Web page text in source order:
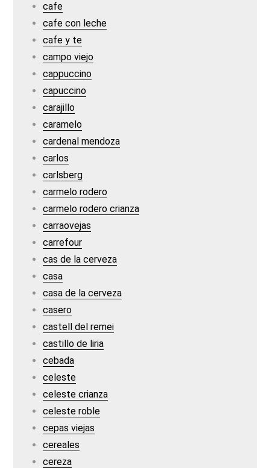
cafe
cafe con leche
cafe y te
campo viejo
cappuccino
capuccino
carajillo
caramelo
cardenal mendoza
carlos
carlsberg
carmelo rodero
carmelo rodero crianza
carraovejas
carrefour
cas de la cerveza
casa
casa de la cerveza
casero
castell del remei
castillo de liria
cebada
celeste
celeste crianza
celeste roble
cepas viejas
cereales
cereza